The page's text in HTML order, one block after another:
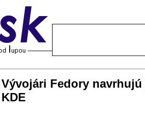
Vývojári Fedory
KDE